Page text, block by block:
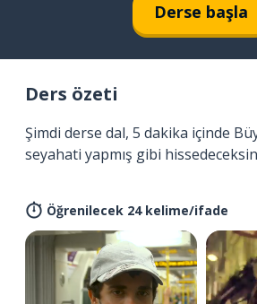
Derse başla
Ders özeti
Şimdi derse dal, 5 dakika içinde
seyahati yapmış gibi
Öğrenilecek 24 kelime/ifade